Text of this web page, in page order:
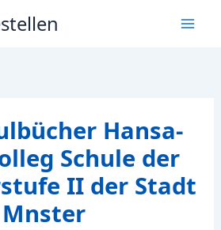
Hansa-
Schule der
II der Stadt
Mnster